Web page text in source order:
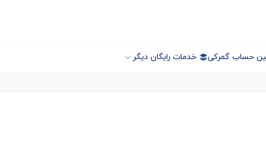
حساب گمرکی خدمات رایگان دیگر